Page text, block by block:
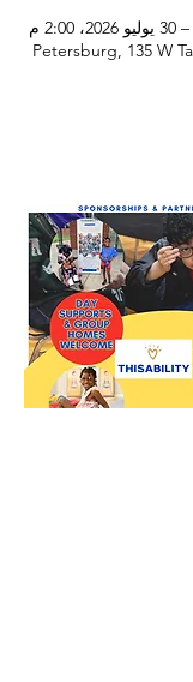
Petersburg, 135 W